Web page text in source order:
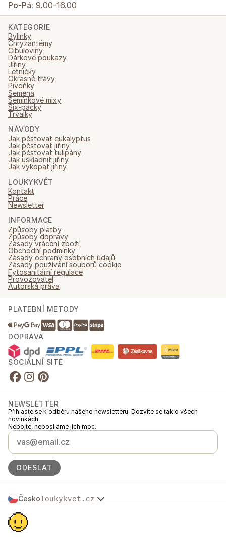
Po-Pá: 9.00-16.00
KATEGORIE
Bylinky
Chryzantémy
Cibuloviny
Dárkové poukazy
Jiřiny
Letničky
Okrasné trávy
Pivoňky
Semena
Semínkové mixy
Six-packy
Trvalky
NÁVODY
Jak pěstovat eukalyptus
Jak pěstovat jiřiny
Jak pěstovat tulipány
Jak uskladnit jiřiny
Jak vykopat jiřiny
LOUKYKVĚT
Kontakt
Práce
Newsletter
INFORMACE
Způsoby platby
Způsoby dopravy
Zásady vrácení zboží
Obchodní podmínky
Zásady ochrany osobních údajů
Zásady používání souborů cookie
Fytosanitární regulace
Provozovatel
Autorská práva
PLATEBNÍ METODY
DOPRAVA
SOCIÁLNÍ SÍTĚ
NEWSLETTER
Přihlaste se k odběru našeho newsletteru. Dozvíte se tak o všech
novinkách.
Nebojte, neposíláme jich moc.
ODESLAT
Českoloukykvet.cz
Polska
Österreich
© 2016 →
Loukykvět s.r.o. je zapsaný v OR u Městského soudu v Praze, oddíl C,